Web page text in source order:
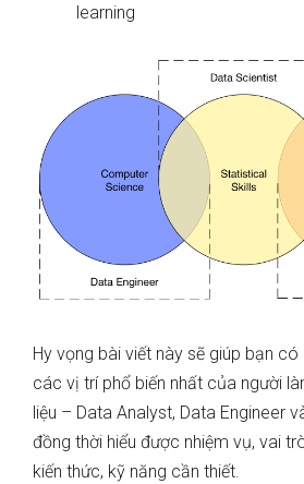
learning
Hy vọng bài viết này sẽ giúp bạn
các vị trí phổ biến nhất của người
liệu – Data Analyst, Data Engineer
đồng thời hiểu được nhiệm vụ, vai
kiến thức, kỹ năng cần thiết.